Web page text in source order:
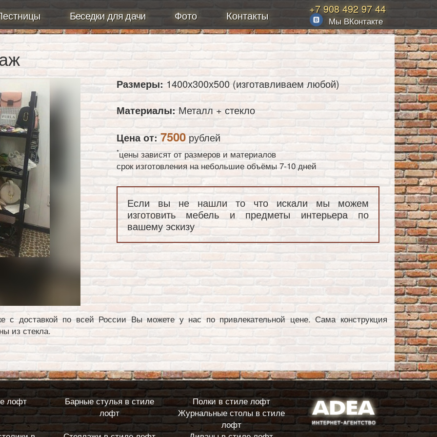
Беседки для дачи Фото Контакты +7 908 492 97 44
Мы ВКонтакте
Размеры: 1400х300х500 (изготавливаем любой)
Материалы:Металл + стекло
Цена от: 7500 рублей
*цены зависят от размеров и материалов
срок изготовления на небольшие объёмы 7-10 дней
Если вы не нашли то что искали мы можем
изготовить мебель и предметы интерьера по
вашему эскизу
с доставкой по всей России Вы можете у нас по привлекательной цене. Сама конструкция
из стекла.
лофт
Барные стулья в стиле
лофт
Полки в стиле лофт
Журнальные столы в стиле
лофт